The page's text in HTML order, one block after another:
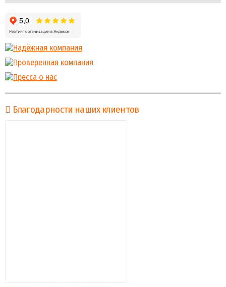
Благодарности наших клиентов